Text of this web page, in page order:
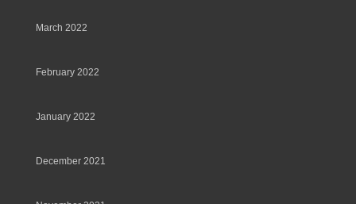
March 2022
February 2022
January 2022
December 2021